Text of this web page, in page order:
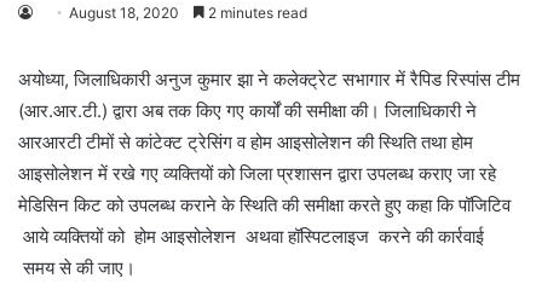
August 18, 2020 2 minutes read
अयोध्या, जिलाधिकारी अनुज कुमार झा ने कलेक्ट्रेट सभागार में रैपिड रिस्पांस टीम
(आर.आर.टी.) द्वारा अब तक किए गए कार्यों की समीक्षा की। जिलाधिकारी ने
आरआरटी टीमों से कांटेक्ट ट्रेसिंग व होम आइसोलेशन की स्थिति तथा होम
आइसोलेशन में रखे गए व्यक्तियों को जिला प्रशासन द्वारा उपलब्ध कराए जा रहे
मेडिसिन किट को उपलब्ध कराने के स्थिति की समीक्षा करते हुए कहा कि पॉजिटिव
आये व्यक्तियों को होम आइसोलेशन अथवा हॉस्पिटलाइज करने की कार्रवाई
समय से की जाए।